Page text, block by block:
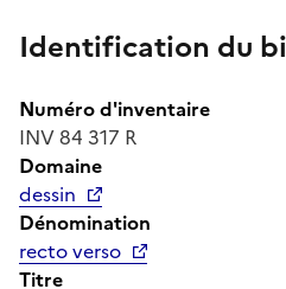
Identification du
Numéro d'inventaire
INV 84 317 R
Domaine
dessin
Dénomination
recto verso
Titre